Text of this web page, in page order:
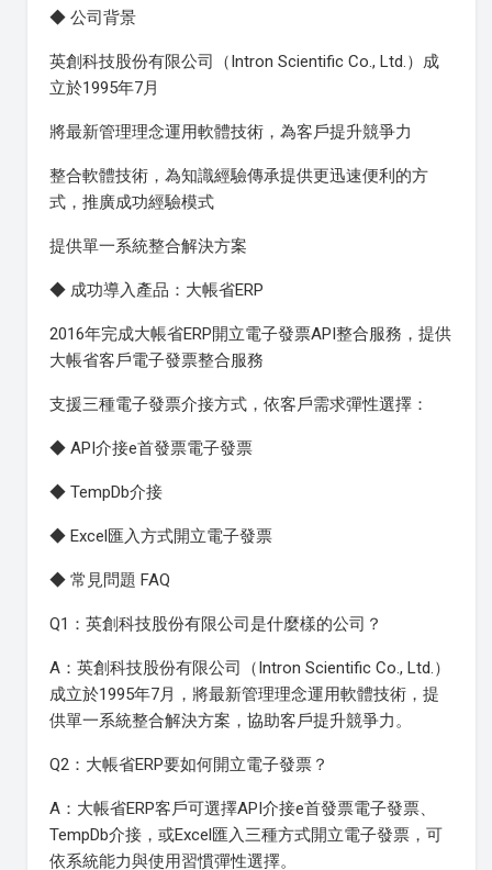
◆ 公司背景
英創科技股份有限公司（Intron Scientific Co., Ltd.）成
立於1995年7月
將最新管理理念運用軟體技術，為客戶提升競爭力
整合軟體技術，為知識經驗傳承提供更迅速便利的方
式，推廣成功經驗模式
提供單一系統整合解決方案
◆ 成功導入產品：大帳省ERP
2016年完成大帳省ERP開立電子發票API整合服務，提供
大帳省客戶電子發票整合服務
支援三種電子發票介接方式，依客戶需求彈性選擇：
◆ API介接e首發票電子發票
◆ TempDb介接
◆ Excel匯入方式開立電子發票
◆ 常見問題 FAQ
Q1：英創科技股份有限公司是什麼樣的公司？
A：英創科技股份有限公司（Intron Scientific Co., Ltd.）
成立於1995年7月，將最新管理理念運用軟體技術，提
供單一系統整合解決方案，協助客戶提升競爭力。
Q2：大帳省ERP要如何開立電子發票？
A：大帳省ERP客戶可選擇API介接e首發票電子發票、
TempDb介接，或Excel匯入三種方式開立電子發票，可
依系統能力與使用習慣彈性選擇。